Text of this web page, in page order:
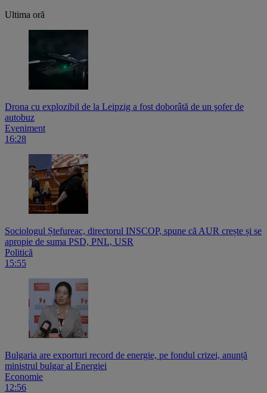
Ultima oră
Drona cu explozibil de la Leipzig a fost doborâtă de un şofer de
autobuz
Eveniment
16:28
Sociologul Ștefureac, directorul INSCOP, spune că AUR crește și se
apropie de suma PSD, PNL, USR
Politică
15:55
Bulgaria are exporturi record de energie, pe fondul crizei, anunță
ministrul bulgar al Energiei
Economie
12:56